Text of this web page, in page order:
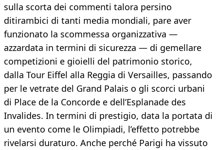
sulla scorta dei commenti talora persino
ditirambici di tanti media mondiali, pare aver
funzionato la scommessa organizzativa —
azzardata in termini di sicurezza — di gemellare
competizioni e gioielli del patrimonio storico,
dalla Tour Eiffel alla Reggia di Versailles, passando
per le vetrate del Grand Palais o gli scorci urbani
di Place de la Concorde e dell’Esplanade des
Invalides. In termini di prestigio, data la portata di
un evento come le Olimpiadi, l’effetto potrebbe
rivelarsi duraturo. Anche perché Parigi ha vissuto